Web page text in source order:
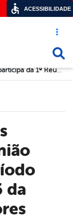
Acesso
Prefeito Izaías Régis participa da 1º Reunião Ordinária do 1º Período Legislativo de 2016 da Câmara de Vereadores
da
ACESSIBILIDADE